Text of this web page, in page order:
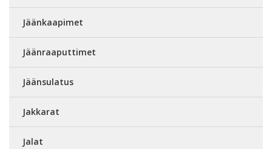
Jäänkaapimet
Jäänraaputtimet
Jäänsulatus
Jakkarat
Jalat